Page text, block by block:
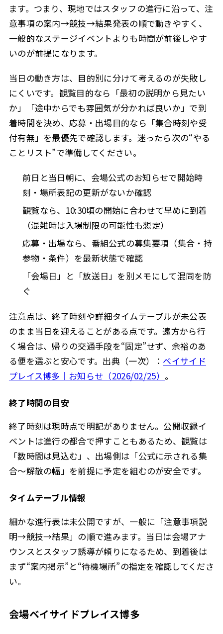
ます。つまり、現地ではスタッフの進行に沿って、注
意事項の案内→競技→結果発表の順で動きやすく、
一般的なステージイベントよりも時間が前後しやす
いのが前提になります。
当日の動き方は、目的別に分けて考えるのが失敗し
にくいです。観覧目的なら「最初の説明から見たい
か」「途中からでも雰囲気が分かれば良いか」で到
着時間を決め、応募・出場目的なら「集合時刻や受
付有無」を最優先で確認します。迷ったら次の“やる
ことリスト”で準備してください。
前日と当日朝に、会場公式のお知らせで開始時
刻・場所表記の更新がないか確認
観覧なら、10:30頃の開始に合わせて早めに到着
（混雑時は入場制限の可能性も想定）
応募・出場なら、番組公式の募集要項（集合・持
参物・条件）を最新状態で確認
「会場日」と「放送日」を別メモにして混同を防
ぐ
注意点は、終了時刻や詳細タイムテーブルが未公表
のまま当日を迎えることがある点です。遠方から行
く場合は、帰りの交通手段を“固定”せず、余裕のあ
る便を選ぶと安心です。出典（一次）： ベイサイド
プレイス博多｜お知らせ（2026/02/25） 。
終了時間の目安
終了時刻は現時点で明記がありません。公開収録イ
ベントは進行の都合で押すこともあるため、観覧は
「数時間は見込む」、出場側は「公式に示される集
合〜解散の幅」を前提に予定を組むのが安全です。
タイムテーブル情報
細かな進行表は未公開ですが、一般に「注意事項説
明→競技→結果」の順で進みます。当日は会場アナ
ウンスとスタッフ誘導が頼りになるため、到着後は
まず“案内掲示”と“待機場所”の指定を確認してくださ
い。
会場ベイサイドプレイス博多